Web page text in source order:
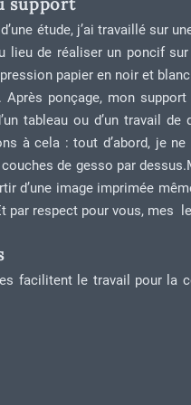
étude, j’ai travaillé sur
lieu de réaliser un poncif
papier en noir et
Après ponçage, mon
tableau ou d’un travail
à cela : tout d’abord, je
couches de gesso par
d’une image imprimée
par respect pour vous, mes
facilitent le travail pour la